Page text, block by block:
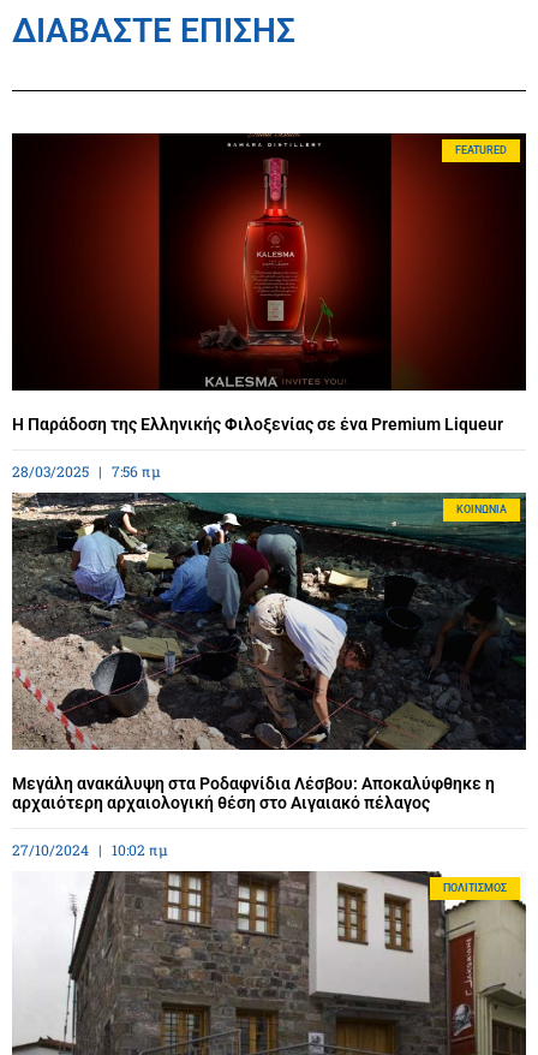
ΔΙΑΒΑΣΤΕ ΕΠΙΣΗΣ
FEATURED
Η Παράδοση της Ελληνικής Φιλοξενίας σε ένα Premium Liqueur
28/03/2025 7:56 πμ
ΚΟΙΝΩΝΊΑ
Μεγάλη ανακάλυψη στα Ροδαφνίδια Λέσβου: Αποκαλύφθηκε η
αρχαιότερη αρχαιολογική θέση στο Αιγαιακό πέλαγος
27/10/2024 10:02 πμ
ΠΟΛΙΤΙΣΜΌΣ